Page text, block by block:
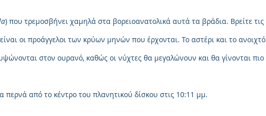
) που τρεμοσβήνει χαμηλά στα βορειοανατολικά αυτά τα βράδια. Βρείτε τις
οι προάγγελοι των κρύων μηνών που έρχονται. Το αστέρι και το ανοιχτό
στον ουρανό, καθώς οι νύχτες θα μεγαλώνουν και θα γίνονται πιο
περνά από το κέντρο του πλανητικού δίσκου στις 10:11 μμ.